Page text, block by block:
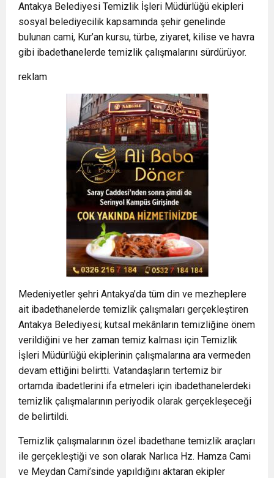
Antakya Belediyesi Temizlik İşleri Müdürlüğü ekipleri
sosyal belediyecilik kapsamında şehir genelinde
bulunan cami, Kur’an kursu, türbe, ziyaret, kilise ve havra
gibi ibadethanelerde temizlik çalışmalarını sürdürüyor.
reklam
Medeniyetler şehri Antakya’da tüm din ve mezheplere
ait ibadethanelerde temizlik çalışmaları gerçekleştiren
Antakya Belediyesi; kutsal mekânların temizliğine önem
verildiğini ve her zaman temiz kalması için Temizlik
İşleri Müdürlüğü ekiplerinin çalışmalarına ara vermeden
devam ettiğini belirtti. Vatandaşların tertemiz bir
ortamda ibadetlerini ifa etmeleri için ibadethanelerdeki
temizlik çalışmalarının periyodik olarak gerçekleşeceği
de belirtildi.
Temizlik çalışmalarının özel ibadethane temizlik araçları
ile gerçekleştiği ve son olarak Narlıca Hz. Hamza Cami
ve Meydan Cami’sinde yapıldığını aktaran ekipler